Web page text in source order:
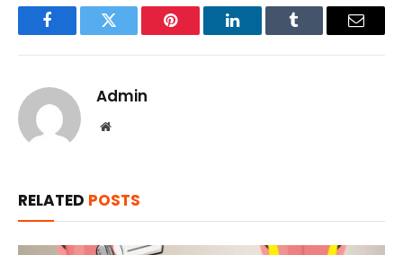
FacebookTwitter Pinterest LinkedInTumblr Email
Admin
Website
RELATED POSTS